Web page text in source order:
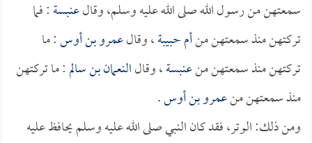
سمعتهن من رسول الله صلى الله عليه وسلم، وقالعنبسة: فما
تركتهن منذ سمعتهن منأم حبيبة، وقالعمرو بن أوس: ما
تركتهن منذ سمعتهن منعنبسة، وقالالنعمان بن سالم: ما تركتهن
منذ سمعتهن منعمرو بن أوس.
ومن ذلك: الوتر، فقد كان النبي صلى الله عليه وسلم يحافظ عليه